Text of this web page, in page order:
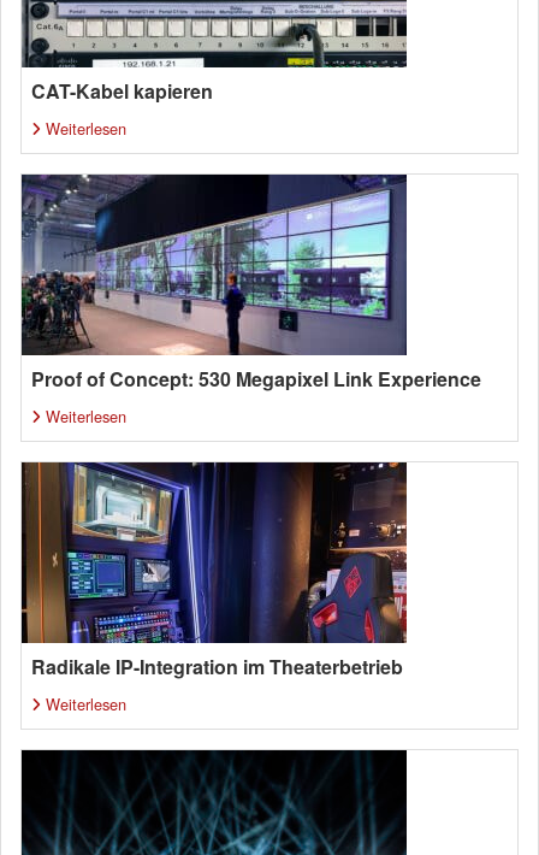
CAT-Kabel kapieren
Weiterlesen
Proof of Concept: 530 Megapixel Link Experience
Weiterlesen
Radikale IP-Integration im Theaterbetrieb
Weiterlesen